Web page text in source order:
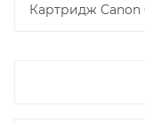
Картридж Canon